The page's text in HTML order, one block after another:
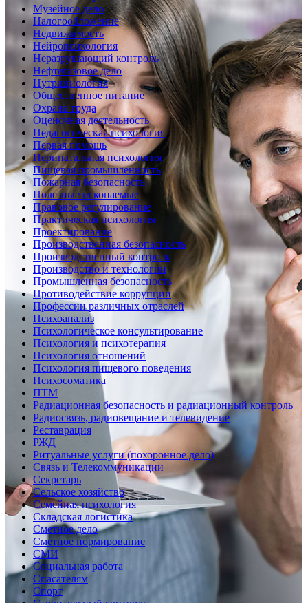
Музейное дело
Налогообложение
Недвижимость
Нейропсихология
Неразрушающий контроль
Нефтегазовое дело
Нутрициология
Общественное питание
Охрана труда
Оценочная деятельность
Педагогическая психология
Первая помощь
Перинатальная психология
Пищевая промышленность
Пожарная безопасность
Полезные ископаемые
Правовое регулирование
Практическая психология
Проектирование
Производственная безопасность
Производственный контроль
Производство и технологии
Промышленная безопасность
Противодействие коррупции
Профессии различных отраслей
Психоанализ
Психологическое консультирование
Психология и психотерапия
Психология отношений
Психология пищевого поведения
Психосоматика
ПТМ
Радиационная безопасность и радиационный контроль
Радиосвязь, радиовещание и телевидение
Реставрация
РЖД
Ритуальные услуги (похоронное дело)
Связь и Телекоммуникации
Секретарь
Сельское хозяйство
Семейная психология
Складская логистика
Сметное дело
Сметное нормирование
СМИ
Социальная работа
Спасателям
Спорт